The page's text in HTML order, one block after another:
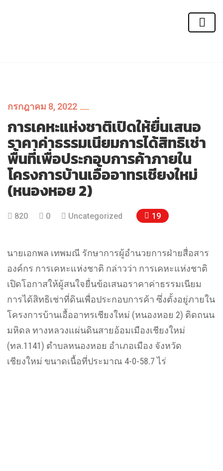
กรกฎาคม 8, 2022
การเคหะแห่งชาติเปิดให้ยื่นเสนอ
ราคาค่าธรรมเนียมการได้สิทธิเช่า
พื้นที่เพื่อประกอบการค้าภายใน
โครงการบ้านเอื้ออาทรเชียงใหม่
(หนองหอย 2)
820 0 Uncategorized 19
นายเอกพล เทพมณี รักษาการผู้อำนวยการฝ่ายสื่อสาร
องค์กร การเคหะแห่งชาติ กล่าวว่า การเคหะแห่งชาติ
เปิดโอกาสให้ผู้สนใจยื่นข้อเสนอราคาค่าธรรมเนียม
การได้สิทธิเช่าที่ดินเพื่อประกอบการค้า ซึ่งตั้งอยู่ภายใน
โครงการบ้านเอื้ออาทรเชียงใหม่ (หนองหอย 2) ติดถนน
มหิดล ทางหลวงแผ่นดินสายอ้อมเมืองเชียงใหม่
(ทล.1141) ตำบลหนองหอย อำเภอเมือง จังหวัด
เชียงใหม่ ขนาดเนื้อที่ประมาณ 4-0-58.7 ไร่